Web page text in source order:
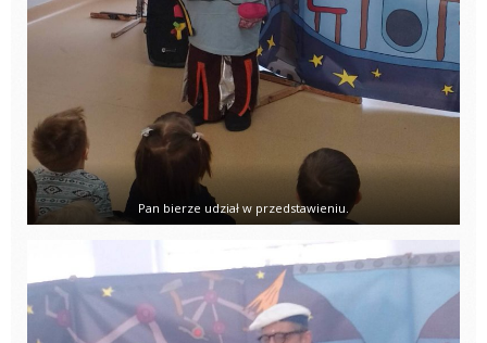
Pan bierze udział w przedstawieniu.